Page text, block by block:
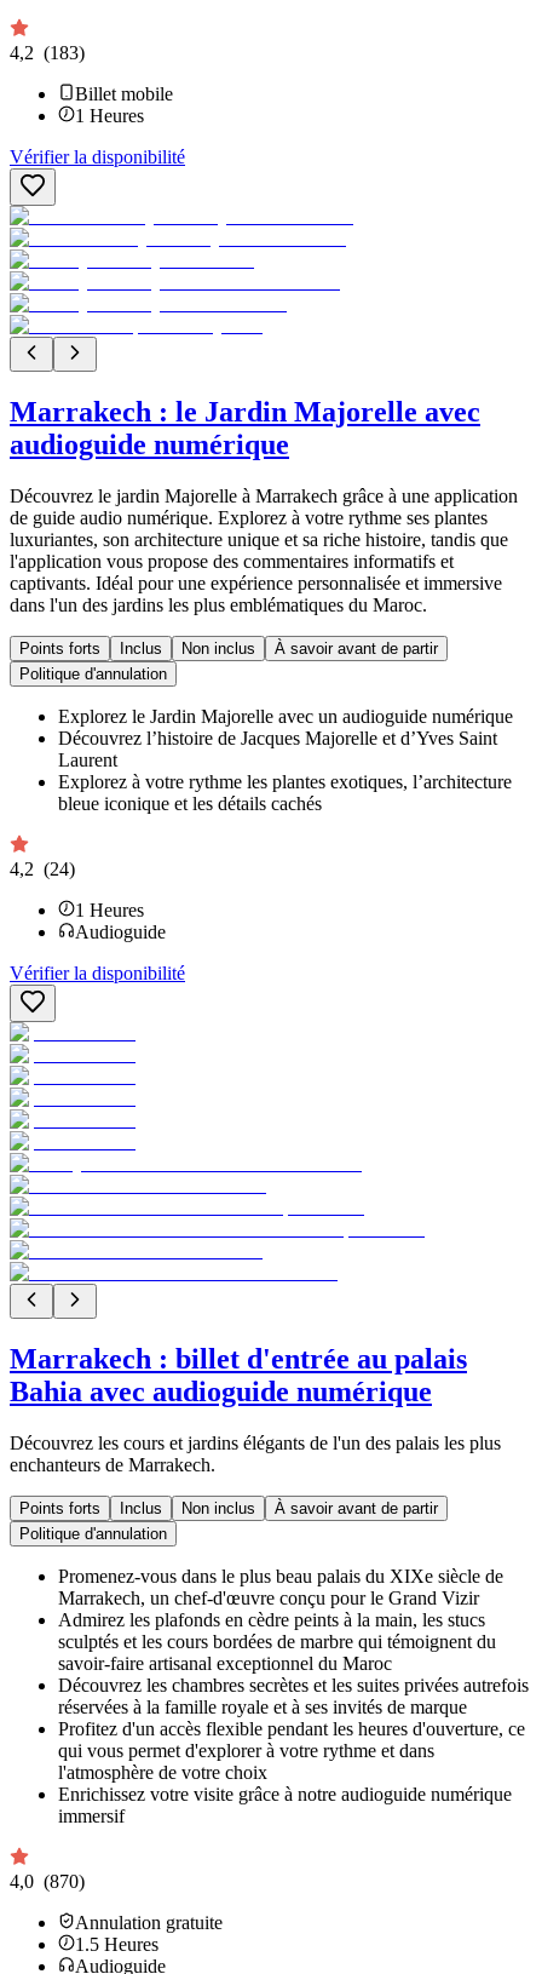
4,2 (183)
Billet mobile
1 Heures
Vérifier la disponibilité
Marrakech : le Jardin Majorelle avec
audioguide numérique
Découvrez le jardin Majorelle à Marrakech grâce à une application
de guide audio numérique. Explorez à votre rythme ses plantes
luxuriantes, son architecture unique et sa riche histoire, tandis que
l'application vous propose des commentaires informatifs et
captivants. Idéal pour une expérience personnalisée et immersive
dans l'un des jardins les plus emblématiques du Maroc.
Points forts Inclus Non inclus
À savoir avant de partir
Politique d'annulation
Explorez le Jardin Majorelle avec un audioguide numérique
Découvrez l’histoire de Jacques Majorelle et d’Yves Saint
Laurent
Explorez à votre rythme les plantes exotiques, l’architecture
bleue iconique et les détails cachés
4,2 (24)
1 Heures
Audioguide
Vérifier la disponibilité
Marrakech : billet d'entrée au palais
Bahia avec audioguide numérique
Découvrez les cours et jardins élégants de l'un des palais les plus
enchanteurs de Marrakech.
Points forts Inclus Non inclus
À savoir avant de partir
Politique d'annulation
Promenez-vous dans le plus beau palais du XIXe siècle de
Marrakech, un chef-d'œuvre conçu pour le Grand Vizir
Admirez les plafonds en cèdre peints à la main, les stucs
sculptés et les cours bordées de marbre qui témoignent du
savoir-faire artisanal exceptionnel du Maroc
Découvrez les chambres secrètes et les suites privées autrefois
réservées à la famille royale et à ses invités de marque
Profitez d'un accès flexible pendant les heures d'ouverture, ce
qui vous permet d'explorer à votre rythme et dans
l'atmosphère de votre choix
Enrichissez votre visite grâce à notre audioguide numérique
immersif
4,0 (870)
Annulation gratuite
1.5 Heures
Audioguide